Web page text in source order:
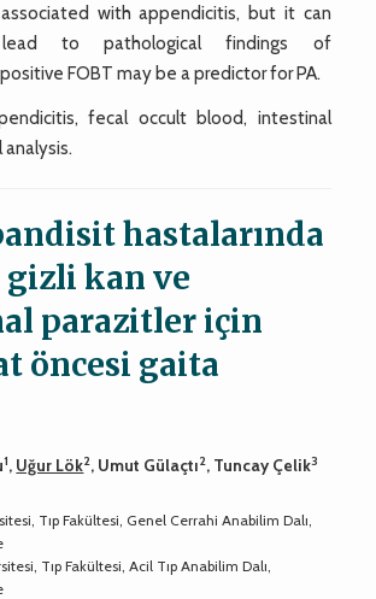
with appendicitis, but it can
lead to pathological findings of
FOBT may be a predictor for PA.
fecal occult blood, intestinal
hastalarında
gizli kan ve
parazitler için
öncesi gaita
1, Uğur Lök2, Umut Gülaçtı2, Tuncay Çelik3
Tıp Fakültesi, Genel Cerrahi Anabilim Dalı,
Tıp Fakültesi, Acil Tıp Anabilim Dalı,